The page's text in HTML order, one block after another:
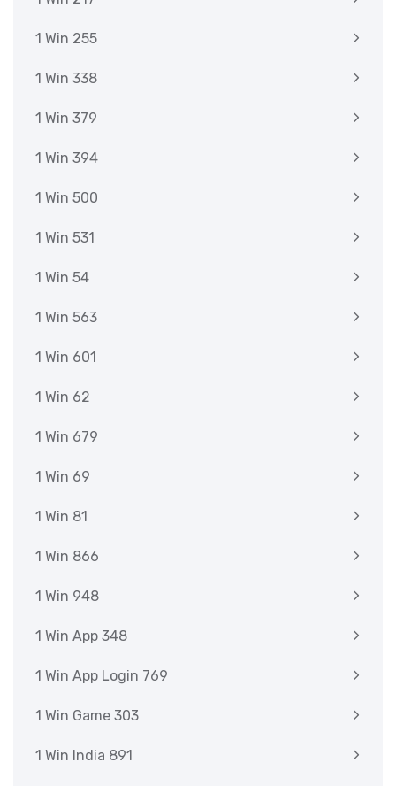
1 Win 255
1 Win 338
1 Win 379
1 Win 394
1 Win 500
1 Win 531
1 Win 54
1 Win 563
1 Win 601
1 Win 62
1 Win 679
1 Win 69
1 Win 81
1 Win 866
1 Win 948
1 Win App 348
1 Win App Login 769
1 Win Game 303
1 Win India 891